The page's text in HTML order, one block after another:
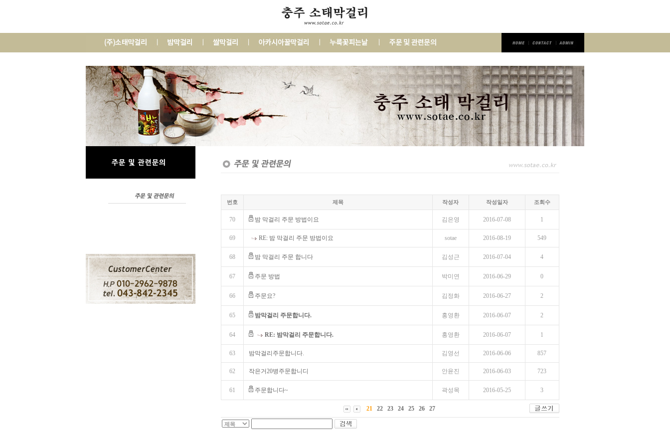
번호 제목 작성자 작성일자 조회수
70 밤 막걸리 주문 방법이요 김은영 2016-07-08 1
69 RE: 밤 막걸리 주문 방법이요 sotae 2016-08-19 549
68 밤 막걸리 주문 합니다 김성근 2016-07-04 4
67 주문 방법 박미연 2016-06-29 0
66 주문요? 김정화 2016-06-27 2
65 밤막걸리 주문합니다. 홍영환 2016-06-07 2
64 RE: 밤막걸리 주문합니다. 홍영환 2016-06-07 1
63 밤막걸리주문합니다. 김영선 2016-06-06 857
62 작은거20병주문합니디 안윤진 2016-06-03 723
61 주문합니다~ 곽성목 2016-05-25 3
21 22 23 24 25 26 27